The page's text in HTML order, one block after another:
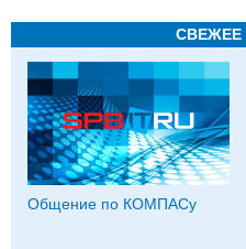
СВЕЖЕЕ
Общение по КОМПАСу